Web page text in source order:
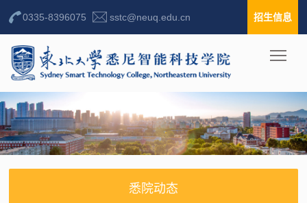
0335-8396075 sstc@neuq.edu.cn 招生信息
悉院动态